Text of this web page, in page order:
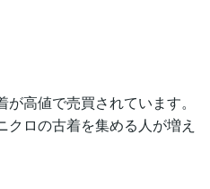
高値で売買されています。
ロの古着を集める人が増え